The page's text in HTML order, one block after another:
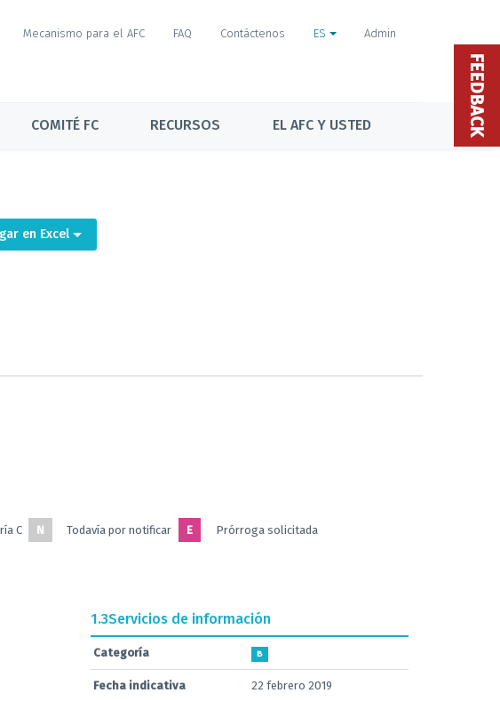
Mecanismo para el AFC FAQ Contáctenos ES Admin
COMITÉ FC RECURSOS EL AFC Y USTED
en Excel
C N Todavía por notificar E
Prórroga solicitada
1.3Servicios de información
Categoría B
Fecha indicativa 22 febrero 2019
FEEDBACK